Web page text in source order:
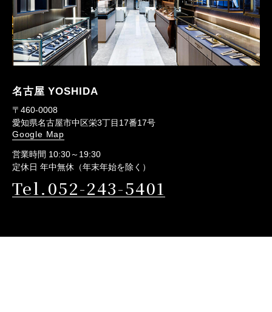
名古屋 YOSHIDA
〒460-0008
愛知県名古屋市中区栄3丁目17番17号
Google Map
営業時間 10:30～19:30
定休日 年中無休（年末年始を除く）
Tel.052-243-5401